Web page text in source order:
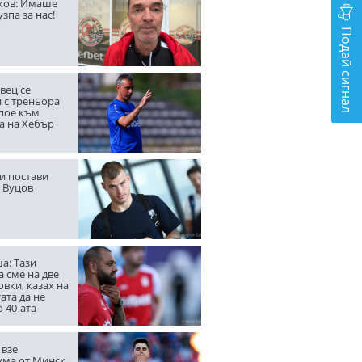
Имаше
за нас!
се
с треньора
към
на Хебър
постави
Вуцов
Тази
сме на две
казах на
да не
40-ата
Подай сигнал